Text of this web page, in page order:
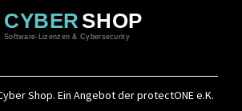
Shop. Ein Angebot der protectONE e.K.